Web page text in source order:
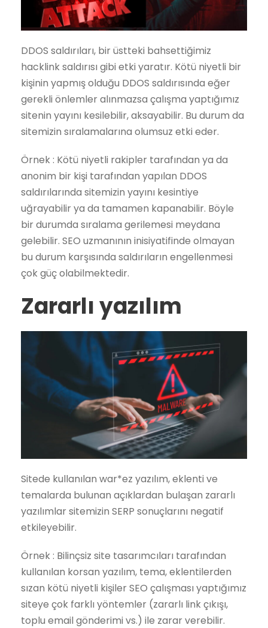
DDOS saldırıları, bir üstteki bahsettiğimiz
hacklink saldırısı gibi etki yaratır. Kötü niyetli bir
kişinin yapmış olduğu DDOS saldırısında eğer
gerekli önlemler alınmazsa çalışma yaptığımız
sitenin yayını kesilebilir, aksayabilir. Bu durum da
sitemizin sıralamalarına olumsuz etki eder.
Örnek : Kötü niyetli rakipler tarafından ya da
anonim bir kişi tarafından yapılan DDOS
saldırılarında sitemizin yayını kesintiye
uğrayabilir ya da tamamen kapanabilir. Böyle
bir durumda sıralama gerilemesi meydana
gelebilir. SEO uzmanının inisiyatifinde olmayan
bu durum karşısında saldırıların engellenmesi
çok güç olabilmektedir.
Zararlı yazılım
Sitede kullanılan war*ez yazılım, eklenti ve
temalarda bulunan açıklardan bulaşan zararlı
yazılımlar sitemizin SERP sonuçlarını negatif
etkileyebilir.
Örnek : Bilinçsiz site tasarımcıları tarafından
kullanılan korsan yazılım, tema, eklentilerden
sızan kötü niyetli kişiler SEO çalışması yaptığımız
siteye çok farklı yöntemler (zararlı link çıkışı,
toplu email gönderimi vs.) ile zarar verebilir.